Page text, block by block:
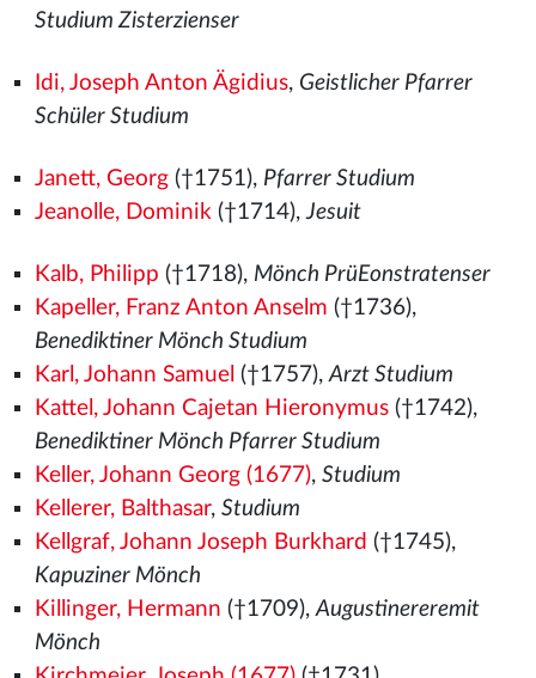
Studium Zisterzienser
Idi, Joseph Anton Ägidius, Geistlicher Pfarrer
Schüler Studium
Janett, Georg(†1751), Pfarrer Studium
Jeanolle, Dominik(†1714),Jesuit
Kalb, Philipp (†1718), Mönch PrüEonstratenser
Kapeller, Franz Anton Anselm (†1736),
Benediktiner Mönch Studium
Karl, Johann Samuel (†1757),Arzt Studium
Kattel, Johann Cajetan Hieronymus(†1742),
Benediktiner Mönch Pfarrer Studium
Keller, Johann Georg (1677), Studium
Kellerer, Balthasar, Studium
Kellgraf, Johann Joseph Burkhard (†1745),
Kapuziner Mönch
Killinger, Hermann (†1709),Augustinereremit
Mönch